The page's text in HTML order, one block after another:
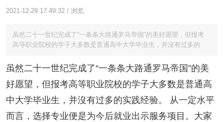
2021-12-29 17:49:32 / 浏览:
虽然二十一世纪完成了“一条条大路通罗马帝国”的美好愿望，但报考
高等职业院校的学子大多数是普通高中大学毕业生，并沒有过多的
虽然二十一世纪完成了“一条条大路通罗马帝国”的美
好愿望，但报考高等职业院校的学子大多数是普通高
中大学毕业生，并沒有过多的实践经验。 从一定水平
而言，选择专业便是为今后就业出示服务项目。大家